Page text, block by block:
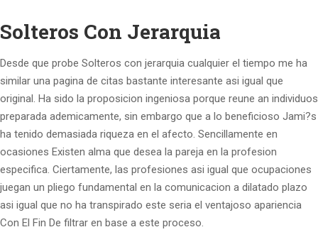
Solteros Con Jerarquia
Desde que probe Solteros con jerarquia cualquier el tiempo me ha
similar una pagina de citas bastante interesante asi­ igual que
original. Ha sido la proposicion ingeniosa porque reune an individuos
preparada ademicamente, sin embargo que a lo beneficioso Jami?s
ha tenido demasiada riqueza en el afecto. Sencillamente en
ocasiones Existen alma que desea la pareja en la profesion
especifica. Ciertamente, las profesiones asi­ igual que ocupaciones
juegan un pliego fundamental en la comunicacion a dilatado plazo
asi­ igual que no ha transpirado este seri­a el ventajoso apariencia
Con El Fin De filtrar en base a este proceso.